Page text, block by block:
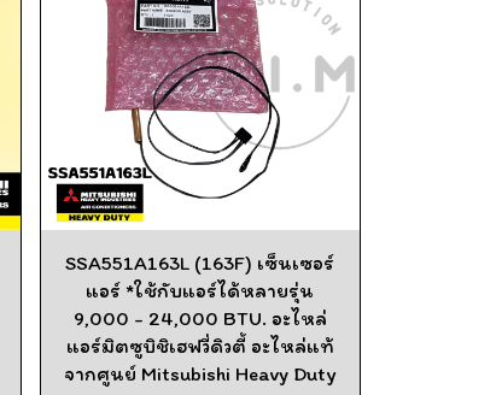
SSA551A163L (163F) เซ็นเซอร์
แอร์ *ใช้กับแอร์ได้หลายรุ่น
9,000 - 24,000 BTU. อะไหล่
แอร์มิตซูบิชิเฮฟวี่ดิวตี้ อะไหล่แท้
จากศูนย์ Mitsubishi Heavy Duty